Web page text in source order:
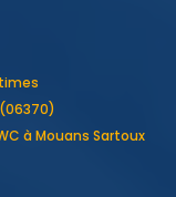
à Mouans Sartoux